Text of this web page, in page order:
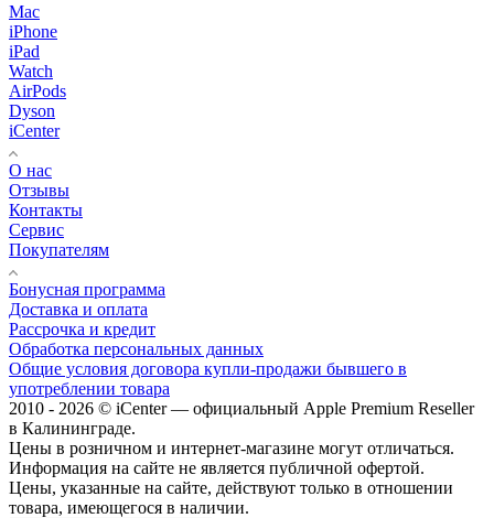
Mac
iPhone
iPad
Watch
AirPods
Dyson
iCenter
О нас
Отзывы
Контакты
Сервис
Покупателям
Бонусная программа
Доставка и оплата
Рассрочка и кредит
Обработка персональных данных
Общие условия договора купли-продажи бывшего в
употреблении товара
2010 - 2026 © iCenter — официальный Apple Premium Reseller
в Калининграде.
Цены в розничном и интернет-магазине могут отличаться.
Информация на сайте не является публичной офертой.
Цены, указанные на сайте, действуют только в отношении
товара, имеющегося в наличии.